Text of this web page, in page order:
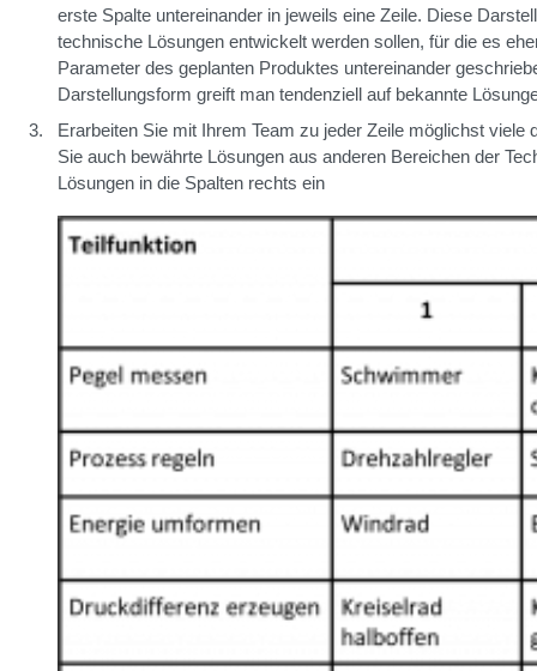
erste Spalte untereinander in jeweils eine Zeile. Diese
technische Lösungen entwickelt werden sollen, für die es
Parameter des geplanten Produktes untereinander
Darstellungsform greift man tendenziell auf bekannte
Erarbeiten Sie mit Ihrem Team zu jeder Zeile möglichst
Sie auch bewährte Lösungen aus anderen Bereichen der
Lösungen in die Spalten rechts ein